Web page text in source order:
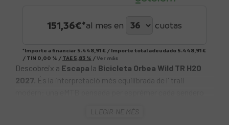
151,36€*al mes en cuotas
*Importe a financiar 5.448,91 € / Importe total adeudado 5.448,91 €
/ TIN 0,00 % / TAE 5,83 % /Ver más
Descobreix a Escapa la Bicicleta Orbea Wild TR H20
2027. És la interpretació més equilibrada de l' trail
suma en qualsevol terreno . El cor de la Wild TR és el motor
LLEGIR-NE MÉS